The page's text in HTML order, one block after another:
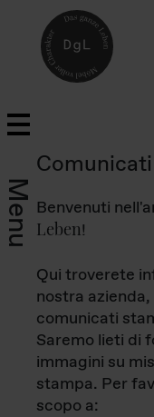
Menu Benvenuti
Leben!
Qui troverete
nostra
comunicati
Saremo lieti di
immagini su
stampa. Per
scopo a: